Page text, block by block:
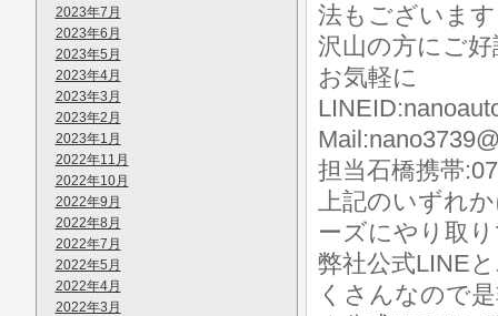
2023年7月
2023年6月
2023年5月
2023年4月
2023年3月
2023年2月
2023年1月
2022年11月
2022年10月
2022年9月
2022年8月
2022年7月
2022年5月
2022年4月
2022年3月
法もございま
沢山の方にご
お気軽に
担当石橋携帯
上記のいずれ
ーズにやり取
弊社公式LINE
くさんなので